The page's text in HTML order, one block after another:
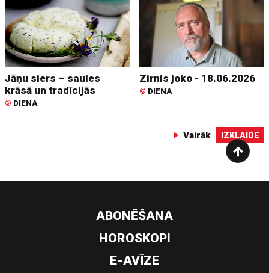
Jāņu siers – saules
krāsā un tradīcijās
© DIENA
Zirnis joko - 18.06.2026
© DIENA
Vairāk IZKLAIDE
ABONĒŠANA
HOROSKOPI
E-AVĪZE